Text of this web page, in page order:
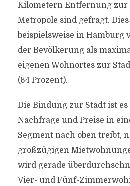
Kilometern Entfernung zur
Metropole sind gefragt.
beispielsweise in Hamburg
der Bevölkerung als
eigenen Wohnortes zur
(64 Prozent).
Die Bindung zur Stadt ist es
Nachfrage und Preise in
Segment nach oben treibt,
großzügigen
wird gerade
Vier- und Fünf-